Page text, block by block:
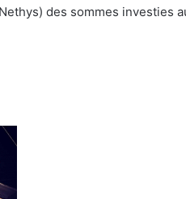
des sommes investies